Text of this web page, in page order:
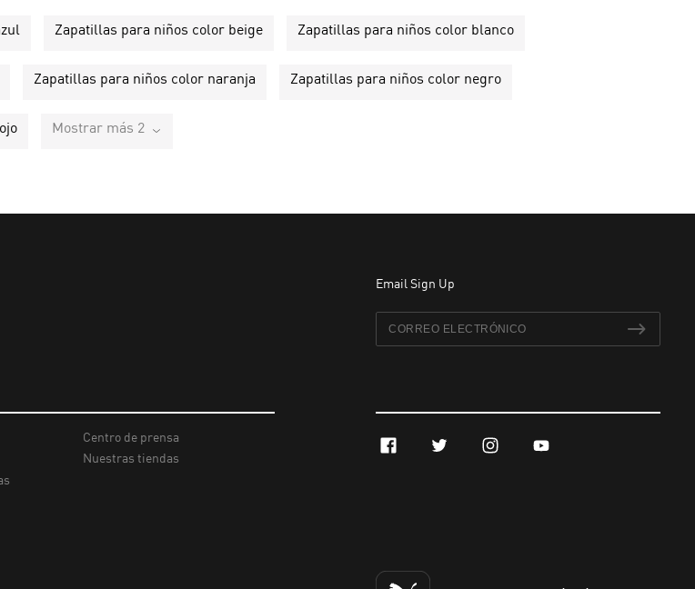
Zapatillas para niños color beige Zapatillas para niños color blanco
Zapatillas para niños color naranja Zapatillas para niños color negro
Mostrar más 2